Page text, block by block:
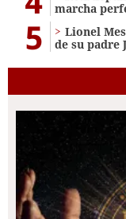
marcha
5
Lionel
de su padre